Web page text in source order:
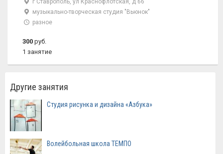
г Ставрополь, ул Краснофлотская, д 66
музыкально-творческая студия "Вьюнок"
разное
300 руб.
1 занятие
Другие занятия
Студия рисунка и дизайна «Азбука»
Волейбольная школа ТЕМПО